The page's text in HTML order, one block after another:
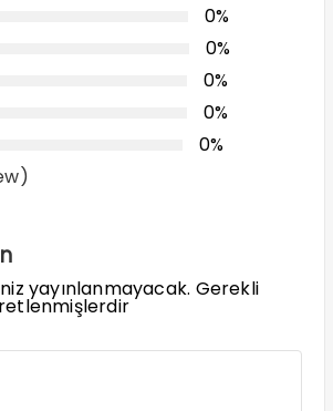
0%
0%
0%
0%
0%
yayınlanmayacak. Gerekli